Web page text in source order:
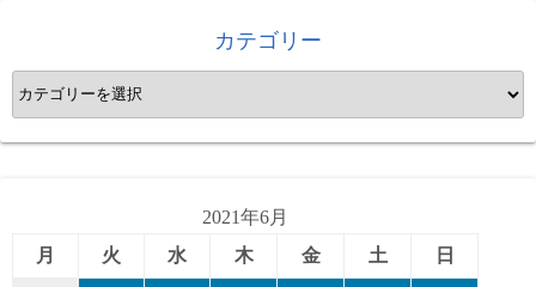
カテゴリー
カ
テ
ゴ
2021年6月
月
火 水 木 金 土 日